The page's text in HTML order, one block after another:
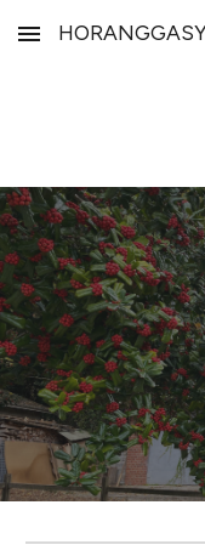
Skip to main content